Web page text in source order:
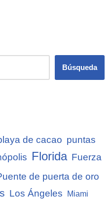
Búsqueda
de cacao puntas
Florida Fuerza
de puerta de oro
Los Ángeles Miami